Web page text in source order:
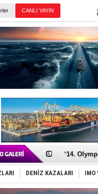
CANLI YAYIN
Denizcilik
‘14.
Taksi
TÜRKLİM
SOCAR da
DENİZ KAZALARI IMO